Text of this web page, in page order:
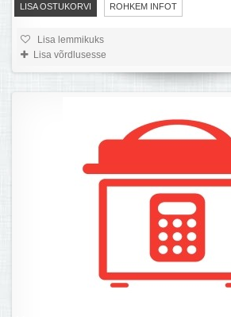
LISA OSTUKORVI ROHKEM INFOT
Lisa lemmikuks
Lisa võrdlusesse